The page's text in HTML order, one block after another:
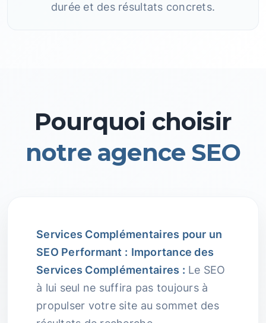
durée et des résultats concrets.
Pourquoi choisir
notre agence SEO
Services Complémentaires pour un
SEO Performant : Importance des
Services Complémentaires : Le SEO
à lui seul ne suffira pas toujours à
propulser votre site au sommet des